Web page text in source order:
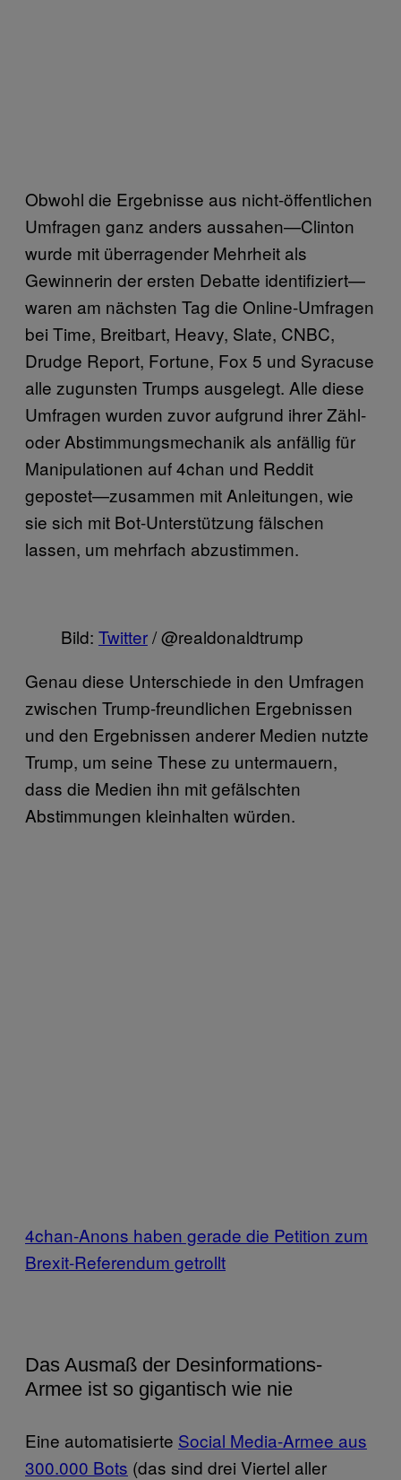
Obwohl die Ergebnisse aus nicht-öffentlichen
Umfragen ganz anders aussahen—Clinton
wurde mit überragender Mehrheit als
Gewinnerin der ersten Debatte identifiziert—
waren am nächsten Tag die Online-Umfragen
bei Time, Breitbart, Heavy, Slate, CNBC,
Drudge Report, Fortune, Fox 5 und Syracuse
alle zugunsten Trumps ausgelegt. Alle diese
Umfragen wurden zuvor aufgrund ihrer Zähl-
oder Abstimmungsmechanik als anfällig für
Manipulationen auf 4chan und Reddit
gepostet—zusammen mit Anleitungen, wie
sie sich mit Bot-Unterstützung fälschen
lassen, um mehrfach abzustimmen.
Bild: Twitter/ @realdonaldtrump
Genau diese Unterschiede in den Umfragen
zwischen Trump-freundlichen Ergebnissen
und den Ergebnissen anderer Medien nutzte
Trump, um seine These zu untermauern,
dass die Medien ihn mit gefälschten
Abstimmungen kleinhalten würden.
4chan-Anons haben gerade die Petition zum
Brexit-Referendum getrollt
Das Ausmaß der Desinformations-
Armee ist so gigantisch wie nie
Eine automatisierte Social Media-Armee aus
300.000 Bots (das sind drei Viertel aller